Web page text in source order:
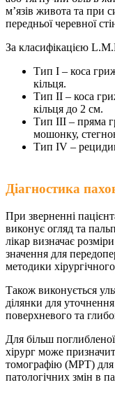
м’язів живота та при
передньої черевної
За класифікацією
Тип І – коса
кільця.
Тип ІІ – коса
кільця до 2 см.
Тип ІІІ – пряма
мошонку,
Тип ІV –
Діагностика
При зверненні
виконує огляд та
лікар визначає
значення для
методики
Також виконується
ділянки для
поверхневого та
Для більш
хірург може
томографію (МРТ) для
патологічних змін в